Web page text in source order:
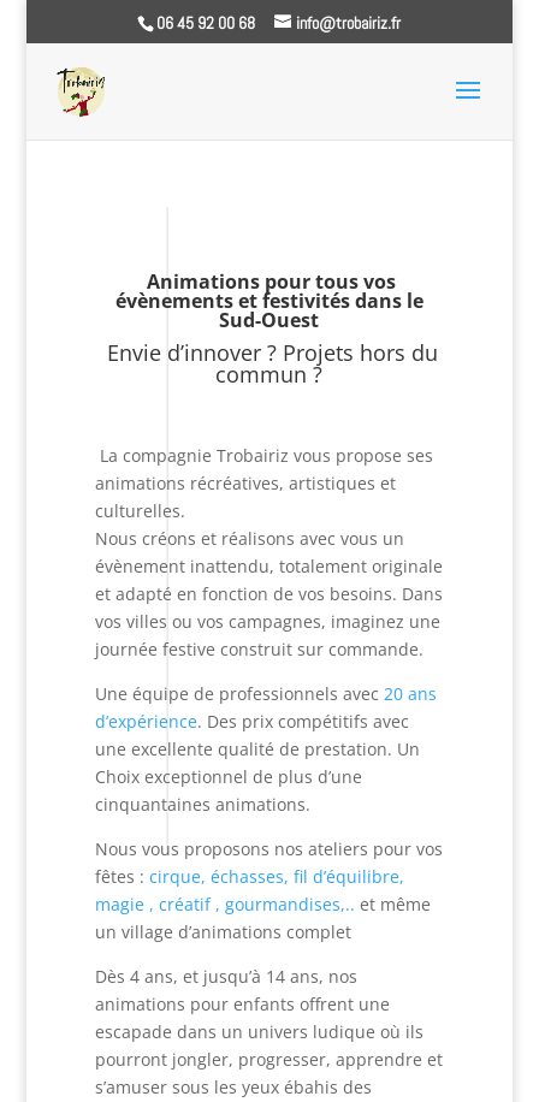
06 45 92 00 68 info@trobairiz.fr
Animations pour tous vos
évènements et festivités dans le
Sud-Ouest
Envie d’innover ? Projets hors du
commun ?
La compagnie Trobairiz vous propose ses
animations récréatives, artistiques et
culturelles.
Nous créons et réalisons avec vous un
évènement inattendu, totalement originale
et adapté en fonction de vos besoins. Dans
vos villes ou vos campagnes, imaginez une
journée festive construit sur commande.
Une équipe de professionnels avec 20 ans
d’expérience. Des prix compétitifs avec
une excellente qualité de prestation. Un
Choix exceptionnel de plus d’une
cinquantaines animations.
Nous vous proposons nos ateliers pour vos
fêtes : cirque, échasses, fil d’équilibre,
magie , créatif , gourmandises,.. et même
un village d’animations complet
Dès 4 ans, et jusqu’à 14 ans, nos
animations pour enfants offrent une
escapade dans un univers ludique où ils
pourront jongler, progresser, apprendre et
s’amuser sous les yeux ébahis des